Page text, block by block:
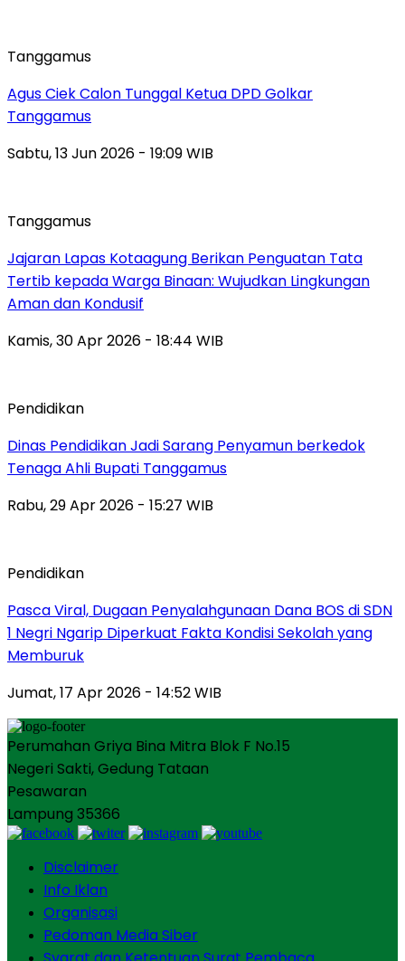
Tanggamus
Agus Ciek Calon Tunggal Ketua DPD Golkar
Tanggamus
Sabtu, 13 Jun 2026 - 19:09 WIB
Tanggamus
Jajaran Lapas Kotaagung Berikan Penguatan Tata
Tertib kepada Warga Binaan: Wujudkan Lingkungan
Aman dan Kondusif
Kamis, 30 Apr 2026 - 18:44 WIB
Pendidikan
Dinas Pendidikan Jadi Sarang Penyamun berkedok
Tenaga Ahli Bupati Tanggamus
Rabu, 29 Apr 2026 - 15:27 WIB
Pendidikan
Pasca Viral, Dugaan Penyalahgunaan Dana BOS di SDN
1 Negri Ngarip Diperkuat Fakta Kondisi Sekolah yang
Memburuk
Jumat, 17 Apr 2026 - 14:52 WIB
Perumahan Griya Bina Mitra Blok F No.15
Negeri Sakti, Gedung Tataan
Pesawaran
Lampung 35366
Disclaimer
Info Iklan
Organisasi
Pedoman Media Siber